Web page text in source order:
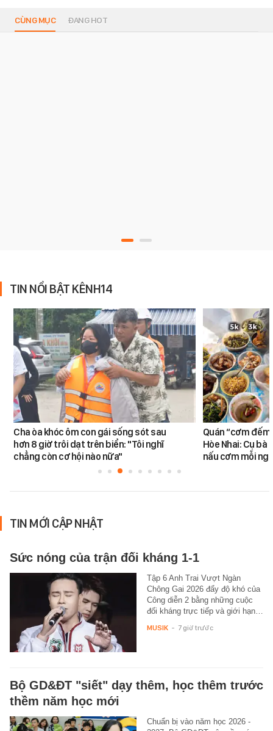
CÙNG MỤC ĐANG HOT
TIN NỔI BẬT KÊNH14
Cha òa khóc ôm con gái sống sót sau
hơn 8 giờ trôi dạt trên biển: "Tôi nghĩ
chẳng còn cơ hội nào nữa"
Quán “cơm
Hòe Nhai: Cụ
nấu cơm mỗi
TIN MỚI CẬP NHẬT
Sức nóng của trận đối kháng 1-1
Tập 6 Anh Trai Vượt Ngàn
Chông Gai 2026 đẩy độ khó của
Công diễn 2 bằng những cuộc
đối kháng trực tiếp và giới hạn…
MUSIK - 7 giờ trước
Bộ GD&ĐT "siết" dạy thêm, học thêm trước
thềm năm học mới
Chuẩn bị vào năm học 2026 -